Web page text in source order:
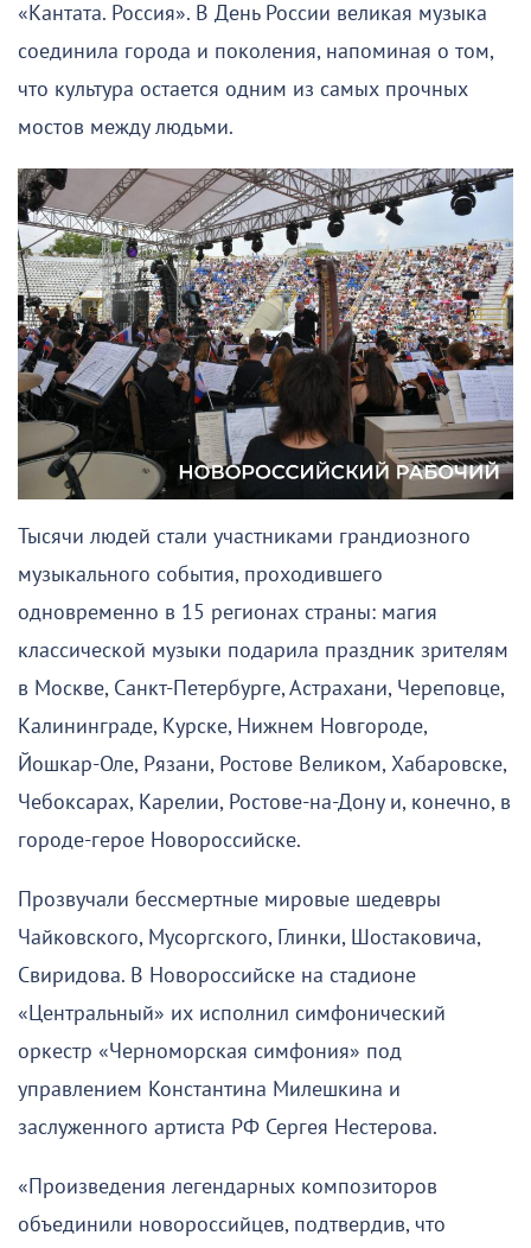
«Кантата. Россия». В День России великая музыка
соединила города и поколения, напоминая о том,
что культура остается одним из самых прочных
мостов между людьми.
Тысячи людей стали участниками грандиозного
музыкального события, проходившего
одновременно в 15 регионах страны: магия
классической музыки подарила праздник зрителям
в Москве, Санкт-Петербурге, Астрахани, Череповце,
Калининграде, Курске, Нижнем Новгороде,
Йошкар-Оле, Рязани, Ростове Великом, Хабаровске,
Чебоксарах, Карелии, Ростове-на-Дону и, конечно, в
городе-герое Новороссийске.
Прозвучали бессмертные мировые шедевры
Чайковского, Мусоргского, Глинки, Шостаковича,
Свиридова. В Новороссийске на стадионе
«Центральный» их исполнил симфонический
оркестр «Черноморская симфония» под
управлением Константина Милешкина и
заслуженного артиста РФ Сергея Нестерова.
«Произведения легендарных композиторов
объединили новороссийцев, подтвердив, что